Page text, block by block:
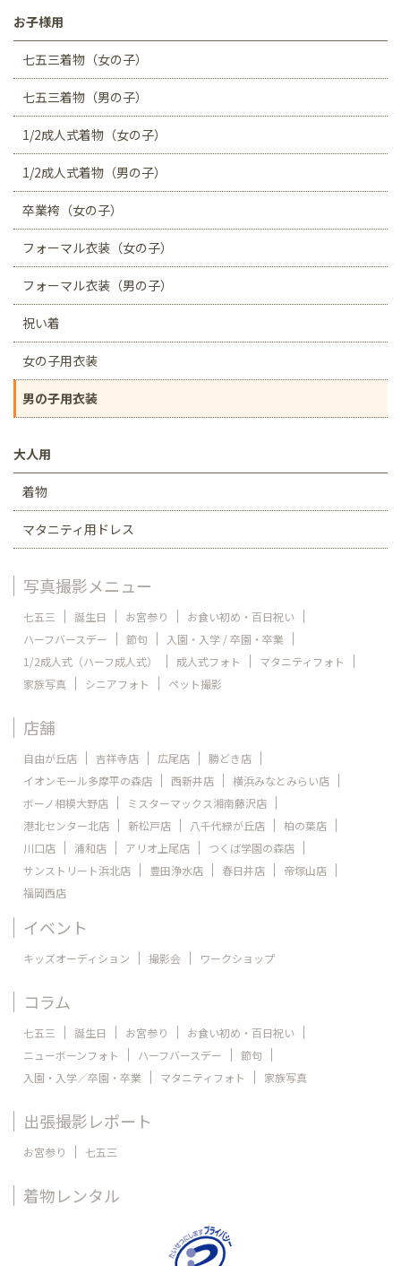
お子様用
七五三着物（女の子）
七五三着物（男の子）
1/2成人式着物（女の子）
1/2成人式着物（男の子）
卒業袴（女の子）
フォーマル衣装（女の子）
フォーマル衣装（男の子）
祝い着
女の子用衣装
男の子用衣装
大人用
着物
マタニティ用ドレス
写真撮影メニュー
七五三 誕生日 お宮参り
お食い初め・百日祝い
ハーフバースデー
節句
入園・入学 / 卒園・卒業
1/2成人式（ハーフ成人式）
成人式フォト
マタニティフォト
家族写真
シニアフォト ペット撮影
店舗
自由が丘店 吉祥寺店 広尾店
勝どき店
イオンモール多摩平の森店
西新井店
横浜みなとみらい店
ボーノ相模大野店
ミスターマックス湘南藤沢店
港北センター北店
新松戸店 八千代緑が丘店
柏の葉店
川口店
浦和店 アリオ上尾店
つくば学園の森店
サンストリート浜北店
豊田浄水店 春日井店
帝塚山店
福岡西店
イベント
キッズオーディション 撮影会 ワークショップ
コラム
七五三 誕生日 お宮参り
お食い初め・百日祝い
ニューボーンフォト
ハーフバースデー
節句
入園・入学／卒園・卒業
マタニティフォト 家族写真
出張撮影レポート
お宮参り 七五三
着物レンタル